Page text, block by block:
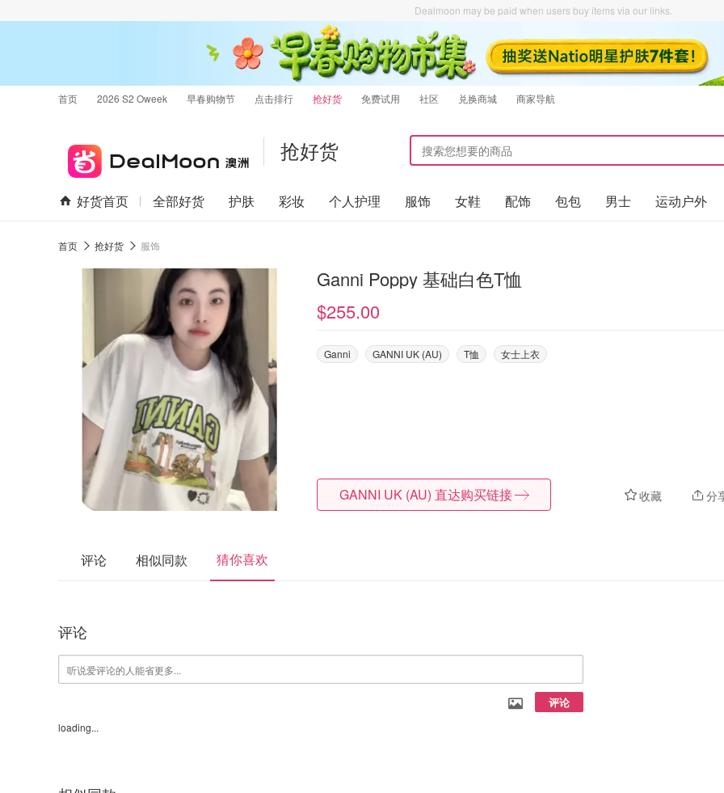
Dealmoon may be paid when users buy items via our links.
首页 2026 S2 Oweek 早春购物节 点击排行 抢好货 免费试用 社区 兑换商城 商家导航
抢好货
好货首页 全部好货 护肤 彩妆 个人护理 服饰 女鞋 配饰 包包 男士 运动户外
首页 抢好货 服饰
Ganni Poppy 基础白色T恤
$255.00
Ganni GANNI UK (AU) T恤 女士上衣
收藏 分
GANNI UK (AU) 直达购买链接
评论 相似同款 猜你喜欢
评论
评论
loading...